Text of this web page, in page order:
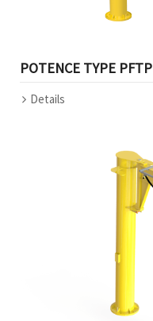
POTENCE TYPE PFTP
Details